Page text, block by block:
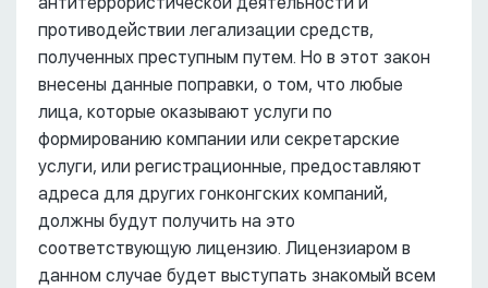
противодействии легализации средств,
полученных преступным путем. Но в этот закон
внесены данные поправки, о том, что любые
лица, которые оказывают услуги по
формированию компании или секретарские
услуги, или регистрационные, предоставляют
адреса для других гонконгских компаний,
должны будут получить на это
соответствующую лицензию. Лицензиаром в
данном случае будет выступать знакомый всем